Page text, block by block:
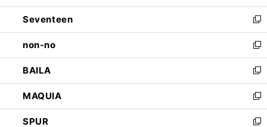
開
く
ウ
で
開
く
ン
ド
ウ
で
開
く
Seventeen
新
し
い
ウ
ィ
ン
ド
ウ
で
non-no
新
し
い
ウ
ィ
ン
ド
BAILA
新
し
い
ウ
ィ
MAQUIA
新
し
い
SPUR
新